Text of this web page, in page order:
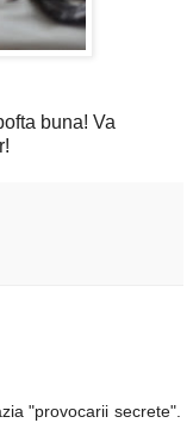
buna! Va
"provocarii secrete".